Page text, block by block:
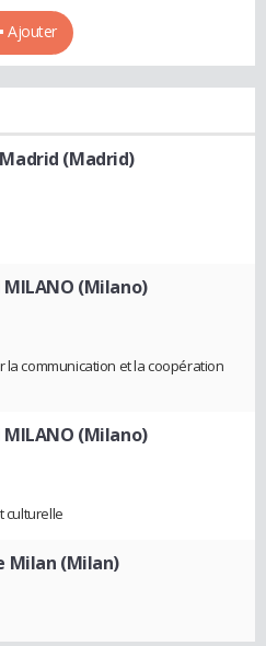
Ajouter
(Madrid)
(Milano)
la communication et la coopération
(Milano)
culturelle
Milan (Milan)